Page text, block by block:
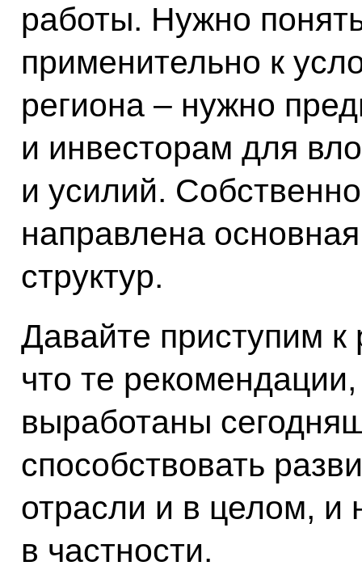
работы. Нужно
применительно к
региона – нужно
и инвесторам для
и усилий.
направлена
структур.
Давайте приступим
что те
выработаны
способствовать
отрасли и в целом, и
в частности.